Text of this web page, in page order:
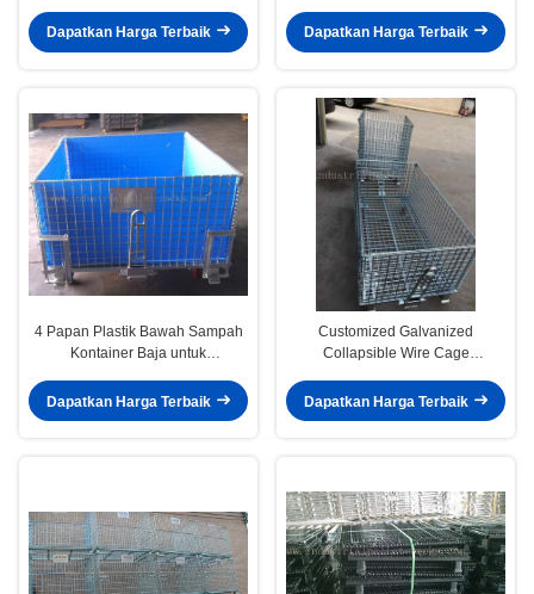
Cage
Dapatkan Harga Terbaik
Dapatkan Harga Terbaik
4 Papan Plastik Bawah Sampah
Kontainer Baja untuk
Selesai
Dapatkan Harga Terbaik
Customized Galvanized
Collapsible Wire Cage
Tebal
Dapatkan Harga Terbaik